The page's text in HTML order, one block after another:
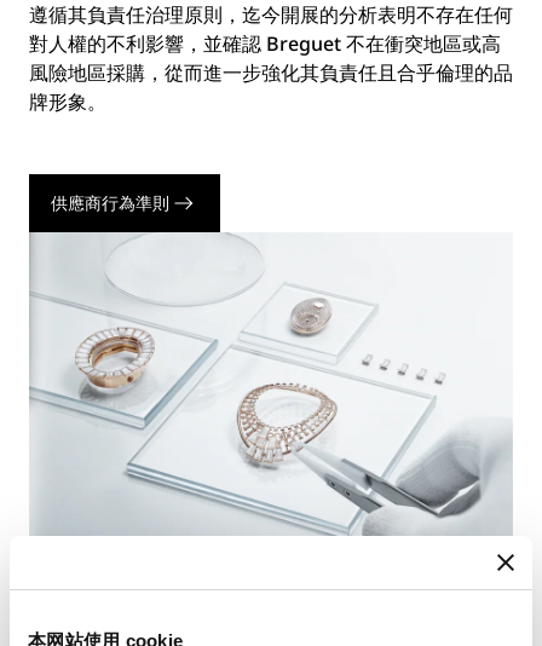
本网站使用 cookie
遵循其負責任治理原則，迄今開展的分析表明不存在任何
對人權的不利影響，並確認 Breguet 不在衝突地區或高
風險地區採購，從而進一步強化其負責任且合乎倫理的品
牌形象。
供應商行為準則